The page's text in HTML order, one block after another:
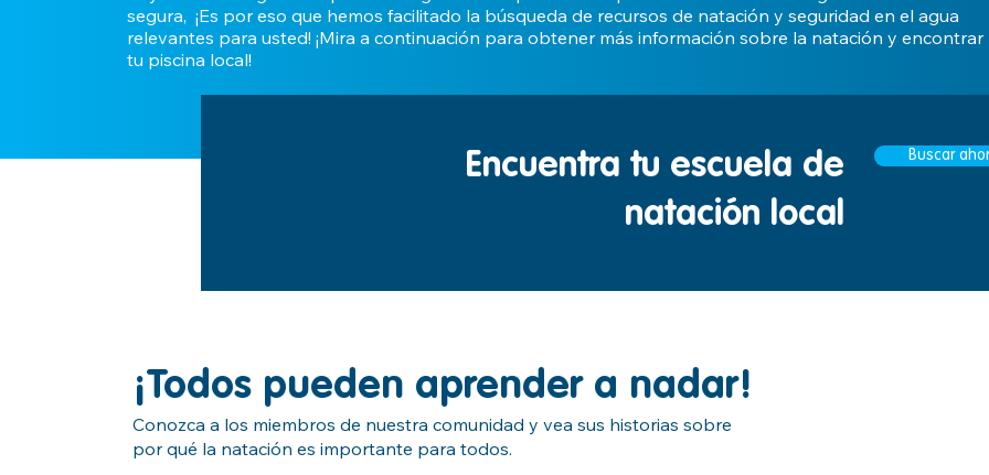
segura, ¡Es por eso que hemos facilitado la búsqueda de recursos de natación y seguridad en el agua
relevantes para usted! ¡Mira a continuación para obtener más información sobre la natación y encontrar
tu piscina local!
Encuentra tu escuela de
natación local
Buscar
¡Todos pueden aprender a nadar!
Conozca a los miembros de nuestra comunidad y vea sus historias sobre
por qué la natación es importante para todos.